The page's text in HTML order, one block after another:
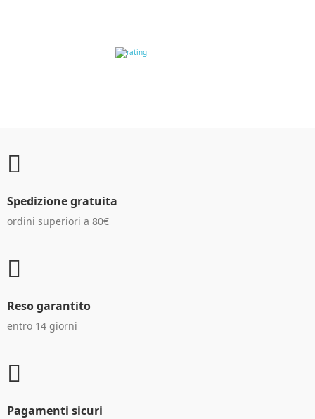
RECENSIONI DEI
Spedizione gratuita
ordini superiori a 80€
Reso garantito
entro 14 giorni
Pagamenti sicuri